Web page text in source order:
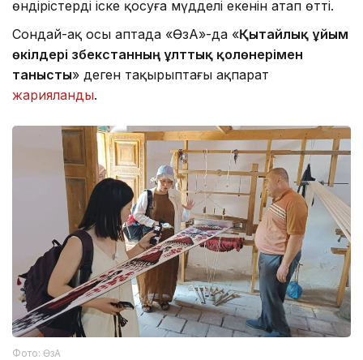
өндірістерді іске қосуға мүдделі екенін атап өтті.
Сондай-ақ осы аптада «ӨзА»-да «Қытайлық ұйым
өкілдері Өзбекстанның ұлттық қолөнерімен
танысты» деген тақырыптағы ақпарат
жарияланды.
Фото: ӨзА